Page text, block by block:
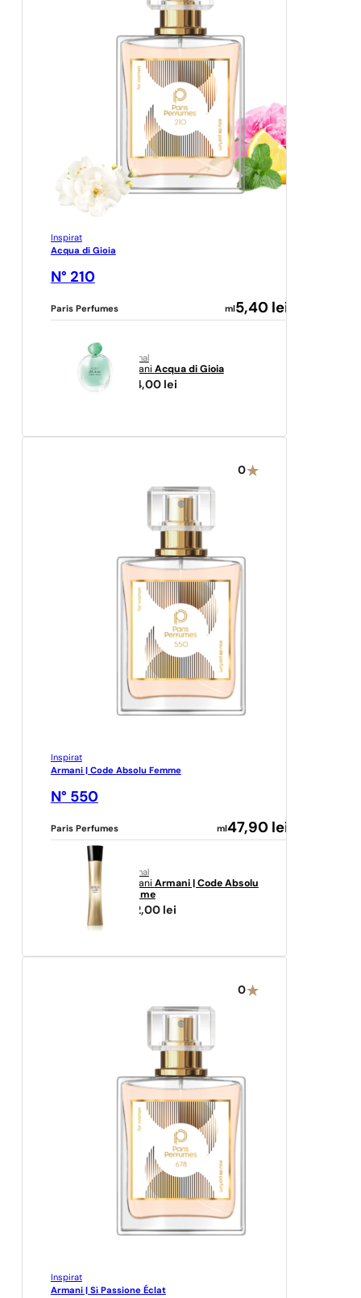
Inspirat
Acqua di Gioia
N° 210
Paris Perfumes ml 5,40 lei
original
Armani Acqua di Gioia
504,00 lei
0
Inspirat
Armani | Code Absolu Femme
N° 550
Paris Perfumes ml 47,90 lei
original
Armani Armani | Code Absolu
Femme
602,00 lei
0
Inspirat
Armani | Sì Passione Éclat